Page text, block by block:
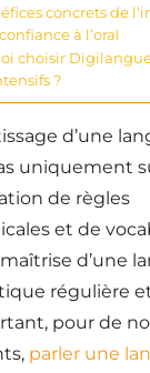
concrets de
à l’oral
choisir
?
d’une
uniquement
de règles
et de
d’une
régulière et
pour de
parler une